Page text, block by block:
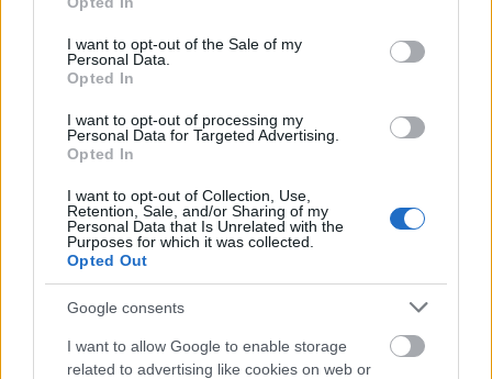
use your data for below specified purposes in below Google
consent section.
I want to opt-out of the Sale of my
Personal Data.
Opted In
I want to opt-out of processing my
Personal Data for Targeted Advertising.
Opted In
I want to opt-out of Collection, Use,
Retention, Sale, and/or Sharing of my
Personal Data that Is Unrelated with the
Purposes for which it was collected.
Opted Out
Google consents
I want to allow Google to enable storage
related to advertising like cookies on web or
Forrás:MTI
Színház Musical
AZ EMBERSÉG ÜNNEPE